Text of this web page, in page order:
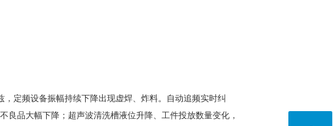
定频设备振幅持续下降出现虚焊、炸料。自动追频实时纠
良品大幅下降；超声波清洗槽液位升降、工件投放数量变化，